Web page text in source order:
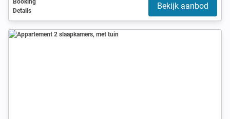
Booking
Details
Bekijk aanbod